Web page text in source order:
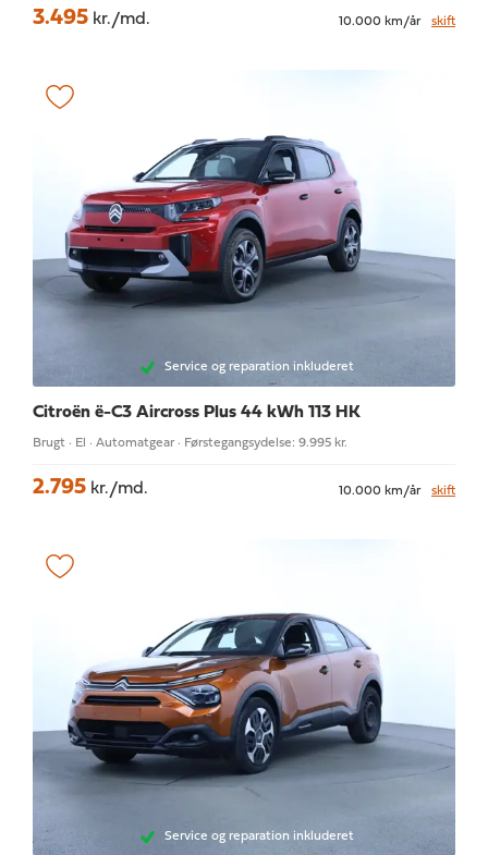
3.495 kr./md. 10.000 km/år skift
Service og reparation inkluderet
Citroën ë-C3 Aircross Plus 44 kWh 113 HK
Brugt · El · Automatgear · Førstegangsydelse: 9.995 kr.
2.795 kr./md. 10.000 km/år skift
Service og reparation inkluderet